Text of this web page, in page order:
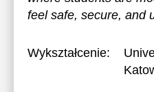
feel safe, secure, and
Wykształcenie: